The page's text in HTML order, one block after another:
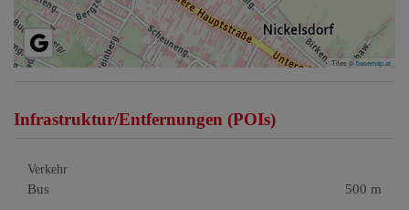
Tiles ©basemap.at
Infrastruktur/Entfernungen (POIs)
Verkehr
Bus 500 m